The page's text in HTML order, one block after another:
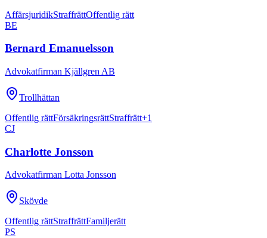
AffärsjuridikStraffrättOffentlig rätt
BE
Bernard Emanuelsson
Advokatfirman Kjällgren AB
Trollhättan
Offentlig rättFörsäkringsrättStraffrätt+1
CJ
Charlotte Jonsson
Advokatfirman Lotta Jonsson
Skövde
Offentlig rättStraffrättFamiljerätt
PS